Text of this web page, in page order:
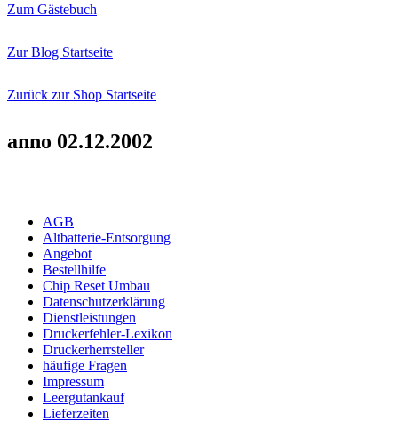
Zum Gästebuch
Zur Blog Startseite
Zurück zur Shop Startseite
anno 02.12.2002
AGB
Altbatterie-Entsorgung
Angebot
Bestellhilfe
Chip Reset Umbau
Datenschutzerklärung
Dienstleistungen
Druckerfehler-Lexikon
Druckerherrsteller
häufige Fragen
Impressum
Leergutankauf
Lieferzeiten